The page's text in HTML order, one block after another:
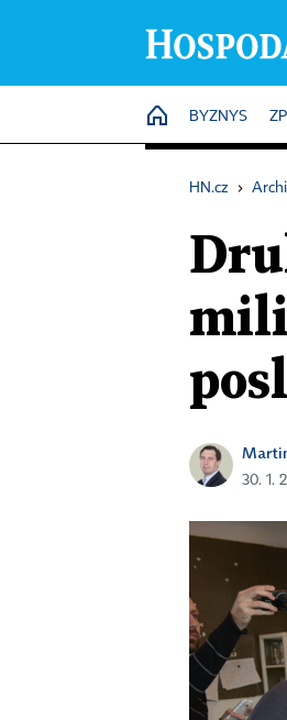
HOME
BYZNYS
HN.cz ›
30. 1.